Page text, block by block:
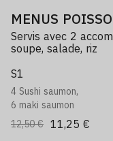
MENUS
Servis avec 2
soupe, salade, riz
S1
4 Sushi saumon,
6 maki saumon
12,50 € 11,25 €